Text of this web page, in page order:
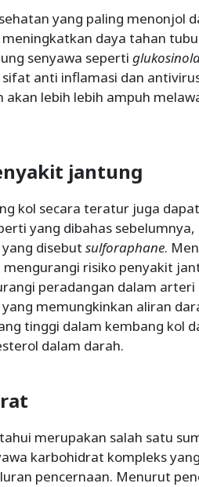
yang paling menonjol
daya tahan
senyawa seperti
anti inflamasi dan
lebih lebih ampuh
jantung
kol secara teratur juga
yang dibahas
disebut sulforaphane.
risiko penyakit
peradangan dalam
memungkinkan aliran
tinggi dalam kembang kol
dalam darah.
merupakan salah satu
karbohidrat kompleks
pencernaan. Menurut